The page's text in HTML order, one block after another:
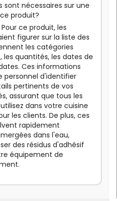
sont nécessaires sur une
produit?
ce produit, les
figurer sur la liste des
les catégories
les quantités, les dates de
Ces informations
d'identifier
pertinents de vos
assurant que tous les
dans votre cuisine
les clients. De plus, ces
rapidement
dans l'eau,
des résidus d'adhésif
équipement de